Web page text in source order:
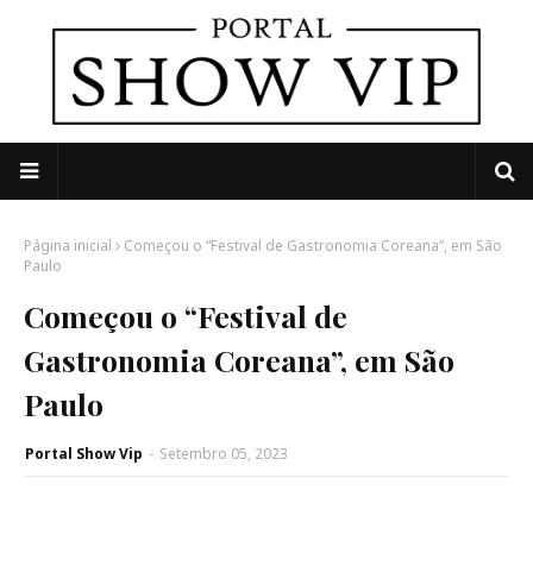
Página inicial
Começou o “Festival de Gastronomia Coreana”, em São
Paulo
Começou o “Festival de
Gastronomia Coreana”, em São
Paulo
Portal Show Vip - Setembro 05, 2023